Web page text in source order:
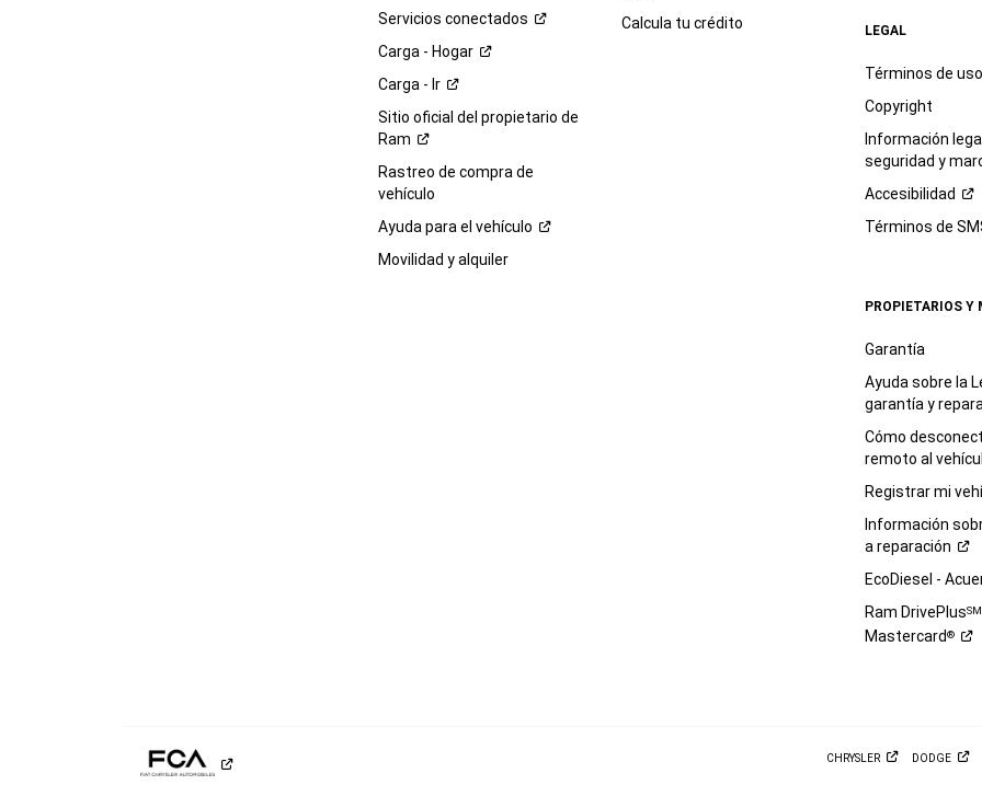
Servicios conectados
Carga - Hogar
Carga - Ir
Sitio oficial del propietario de
Ram
Rastreo de compra de
vehículo
Ayuda para el vehículo
Movilidad y alquiler
Calcula tu crédito
LEGAL
Términos de uso
Copyright
Información
seguridad y
Accesibilidad
Términos de
PROPIETARIOS Y
Garantía
Ayuda sobre la
garantía y
Cómo
remoto al
Registrar mi
Información
areparación
EcoDiesel -
Ram DrivePlusSM
Mastercard®
CHRYSLER DODGE